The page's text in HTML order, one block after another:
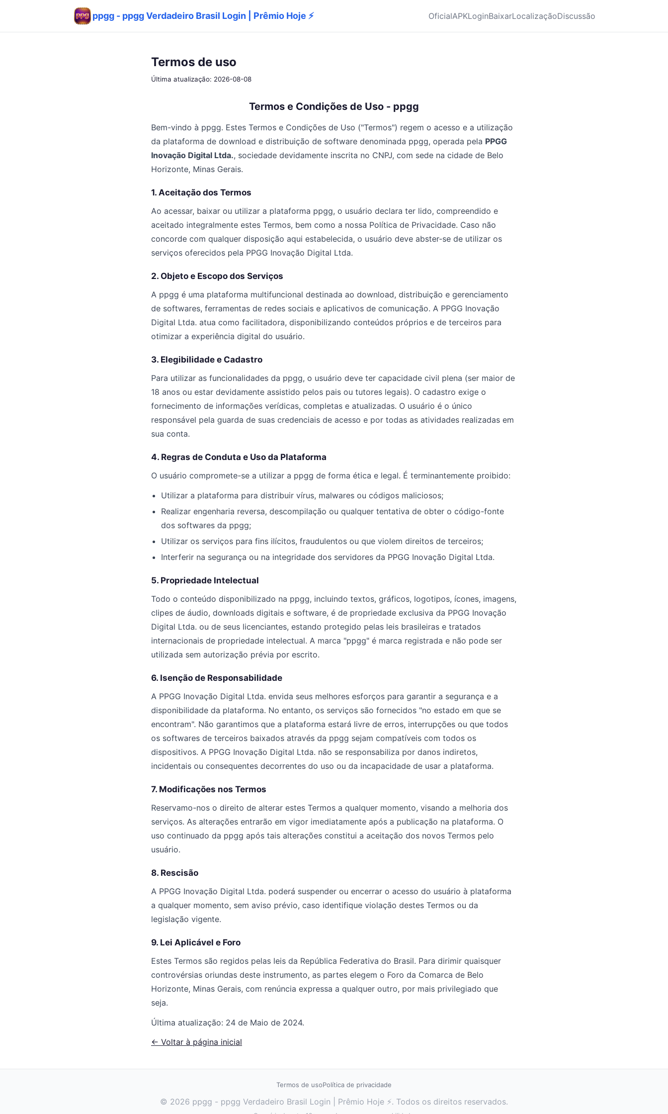
ppgg - ppgg Verdadeiro Brasil Login | Prêmio Hoje ⚡ OficialAPKLoginBaixarLocalizaçãoDiscussão
Termos de uso
Última atualização: 2026-08-08
Termos e Condições de Uso - ppgg
Bem-vindo à ppgg. Estes Termos e Condições de Uso ("Termos") regem o acesso e a utilização
da plataforma de download e distribuição de software denominada ppgg, operada pela PPGG
Inovação Digital Ltda., sociedade devidamente inscrita no CNPJ, com sede na cidade de Belo
Horizonte, Minas Gerais.
1. Aceitação dos Termos
Ao acessar, baixar ou utilizar a plataforma ppgg, o usuário declara ter lido, compreendido e
aceitado integralmente estes Termos, bem como a nossa Política de Privacidade. Caso não
concorde com qualquer disposição aqui estabelecida, o usuário deve abster-se de utilizar os
serviços oferecidos pela PPGG Inovação Digital Ltda.
2. Objeto e Escopo dos Serviços
A ppgg é uma plataforma multifuncional destinada ao download, distribuição e gerenciamento
de softwares, ferramentas de redes sociais e aplicativos de comunicação. A PPGG Inovação
Digital Ltda. atua como facilitadora, disponibilizando conteúdos próprios e de terceiros para
otimizar a experiência digital do usuário.
3. Elegibilidade e Cadastro
Para utilizar as funcionalidades da ppgg, o usuário deve ter capacidade civil plena (ser maior de
18 anos ou estar devidamente assistido pelos pais ou tutores legais). O cadastro exige o
fornecimento de informações verídicas, completas e atualizadas. O usuário é o único
responsável pela guarda de suas credenciais de acesso e por todas as atividades realizadas em
sua conta.
4. Regras de Conduta e Uso da Plataforma
O usuário compromete-se a utilizar a ppgg de forma ética e legal. É terminantemente proibido:
Utilizar a plataforma para distribuir vírus, malwares ou códigos maliciosos;
Realizar engenharia reversa, descompilação ou qualquer tentativa de obter o código-fonte
dos softwares da ppgg;
Utilizar os serviços para fins ilícitos, fraudulentos ou que violem direitos de terceiros;
Interferir na segurança ou na integridade dos servidores da PPGG Inovação Digital Ltda.
5. Propriedade Intelectual
Todo o conteúdo disponibilizado na ppgg, incluindo textos, gráficos, logotipos, ícones, imagens,
clipes de áudio, downloads digitais e software, é de propriedade exclusiva da PPGG Inovação
Digital Ltda. ou de seus licenciantes, estando protegido pelas leis brasileiras e tratados
internacionais de propriedade intelectual. A marca "ppgg" é marca registrada e não pode ser
utilizada sem autorização prévia por escrito.
6. Isenção de Responsabilidade
A PPGG Inovação Digital Ltda. envida seus melhores esforços para garantir a segurança e a
disponibilidade da plataforma. No entanto, os serviços são fornecidos "no estado em que se
encontram". Não garantimos que a plataforma estará livre de erros, interrupções ou que todos
os softwares de terceiros baixados através da ppgg sejam compatíveis com todos os
dispositivos. A PPGG Inovação Digital Ltda. não se responsabiliza por danos indiretos,
incidentais ou consequentes decorrentes do uso ou da incapacidade de usar a plataforma.
7. Modificações nos Termos
Reservamo-nos o direito de alterar estes Termos a qualquer momento, visando a melhoria dos
serviços. As alterações entrarão em vigor imediatamente após a publicação na plataforma. O
uso continuado da ppgg após tais alterações constitui a aceitação dos novos Termos pelo
usuário.
8. Rescisão
A PPGG Inovação Digital Ltda. poderá suspender ou encerrar o acesso do usuário à plataforma
a qualquer momento, sem aviso prévio, caso identifique violação destes Termos ou da
legislação vigente.
9. Lei Aplicável e Foro
Estes Termos são regidos pelas leis da República Federativa do Brasil. Para dirimir quaisquer
controvérsias oriundas deste instrumento, as partes elegem o Foro da Comarca de Belo
Horizonte, Minas Gerais, com renúncia expressa a qualquer outro, por mais privilegiado que
seja.
Última atualização: 24 de Maio de 2024.
← Voltar à página inicial
Termos de usoPolítica de privacidade
© 2026 ppgg - ppgg Verdadeiro Brasil Login | Prêmio Hoje ⚡. Todos os direitos reservados.